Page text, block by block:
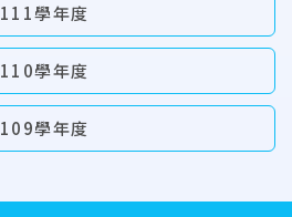
111學年度
110學年度
109學年度